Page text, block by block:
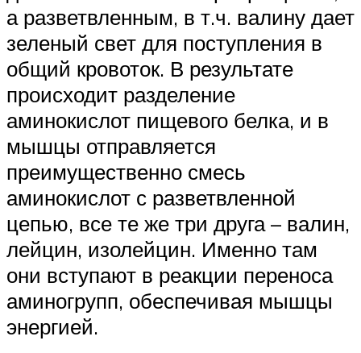
а разветвленным, в т.ч. валину дает
зеленый свет для поступления в
общий кровоток. В результате
происходит разделение
аминокислот пищевого белка, и в
мышцы отправляется
преимущественно смесь
аминокислот с разветвленной
цепью, все те же три друга – валин,
лейцин, изолейцин. Именно там
они вступают в реакции переноса
аминогрупп, обеспечивая мышцы
энергией.